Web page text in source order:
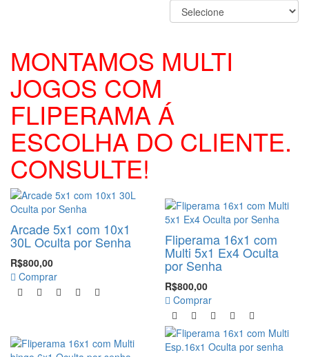
MONTAMOS MULTI
JOGOS COM
FLIPERAMA Á
ESCOLHA DO CLIENTE.
CONSULTE!
Arcade 5x1 com 10x1
30L Oculta por Senha
R$800,00
Comprar
Fliperama 16x1 com
Multi 5x1 Ex4 Oculta
por Senha
R$800,00
Comprar